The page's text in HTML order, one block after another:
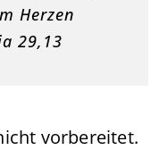
Herzen
29,13
vorbereitet.